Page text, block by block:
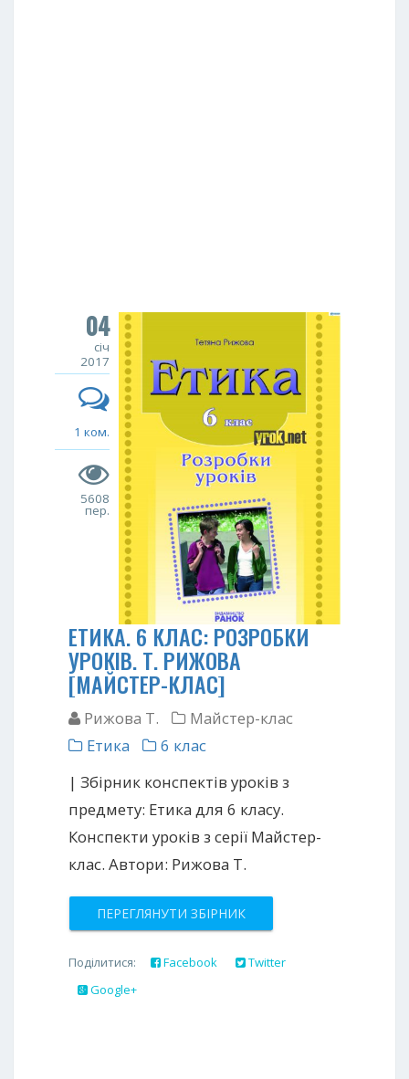
04
січ
2017
1 ком.
5608
пер.
ЕТИКА. 6 КЛАС: РОЗРОБКИ
УРОКІВ. Т. РИЖОВА
[МАЙСТЕР-КЛАС]
Рижова Т.
Майстер-клас
Етика
6 клас
| Збірник конспектів уроків з
предмету: Етика для 6 класу.
Конспекти уроків з серії Майстер-
клас. Автори: Рижова Т.
ПЕРЕГЛЯНУТИ ЗБІРНИК
Поділитися: Facebook
Twitter
Google+